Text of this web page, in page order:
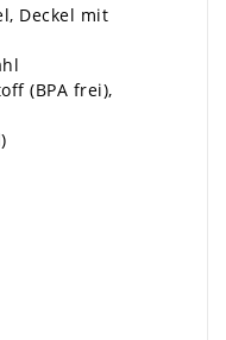
Deckel mit
(BPA frei),